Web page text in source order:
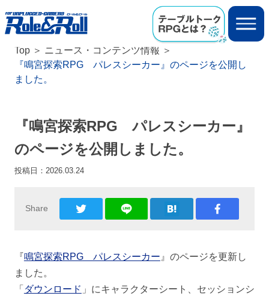
Top
ニュース・コンテンツ情報
『鳴宮探索RPG パレスシーカー』のページを公開し
ました。
『鳴宮探索RPG パレスシーカー』
のページを公開しました。
投稿日： 2026.03.24
Share
『鳴宮探索RPG パレスシーカー 』のページを更新し
ました。
「 ダウンロード 」にキャラクターシート、セッションシ